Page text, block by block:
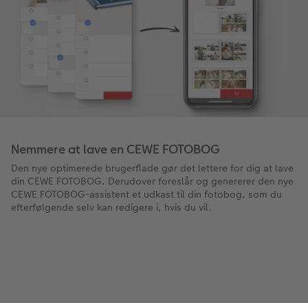
Nemmere at lave en CEWE FOTOBOG
Den nye optimerede brugerflade gør det lettere for dig at lave
din CEWE FOTOBOG. Derudover foreslår og genererer den nye
CEWE FOTOBOG-assistent et udkast til din fotobog, som du
efterfølgende selv kan redigere i, hvis du vil.